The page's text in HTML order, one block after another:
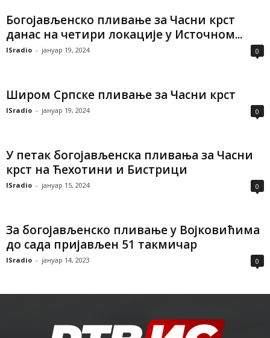
Богојављенско пливање за Часни крст
данас на четири локације у Источном...
ISradio - јануар 19, 2024 0
Широм Српске пливање за Часни крст
ISradio - јануар 19, 2024 0
У петак богојављенска пливања за Часни
крст на Ћехотини и Бистрици
ISradio - јануар 15, 2024 0
За богојављенско пливање у Војковићима
до сада пријављен 51 такмичар
ISradio - јануар 14, 2023 0